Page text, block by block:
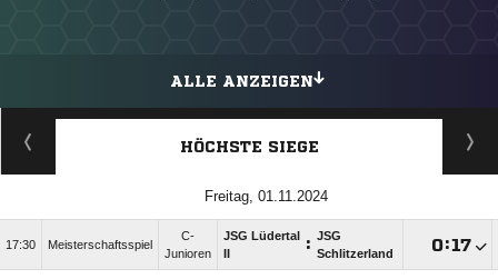
ALLE ANZEIGEN
HÖCHSTE SIEGE
Freitag, 01.11.2024
17:30 Meisterschaftsspiel
C-
Junioren
JSG Lüdertal
: JSG
Schlitzerland
: